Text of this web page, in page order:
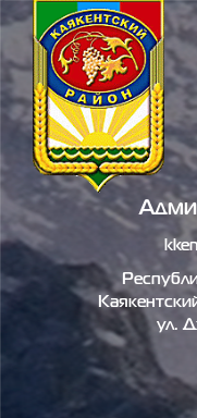
Перейти к основному
ул.